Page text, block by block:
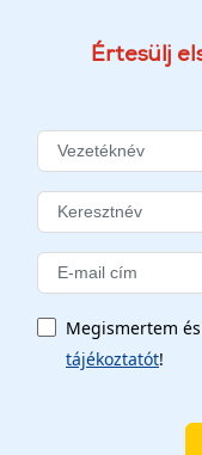
Értesülj
Megismertem
tájékoztatót!